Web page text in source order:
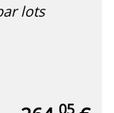
lots
05